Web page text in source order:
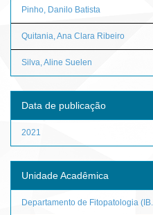
Pinho, Danilo Batista
Quitania, Ana Clara Ribeiro
Silva, Aline Suelen
Data de publicação
2021
Unidade Acadêmica
Departamento de Fitopatologia (IB...